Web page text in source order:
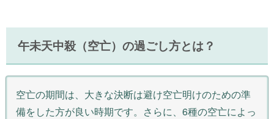
午未天中殺（空亡）の過ごし方とは？
空亡の期間は、大きな決断は避け空亡明けのための準
備をした方が良い時期です。さらに、6種の空亡によっ